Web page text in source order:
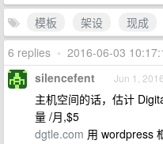
模板
架设 现成
6 replies • 2016-06-03
silencefent Jun 1, 2016
主机空间的话，估计
量 /月,$5
dgtle.com 用 wordpress